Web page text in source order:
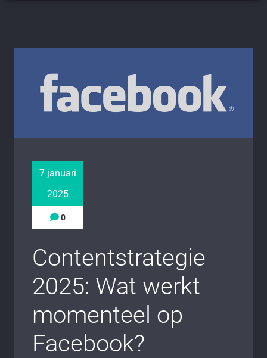
7 januari
2025
0
Contentstrategie
2025: Wat werkt
momenteel op
Facebook?